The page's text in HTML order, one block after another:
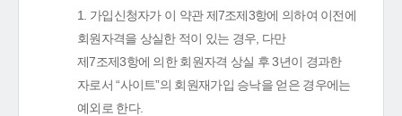
1. 가입신청자가 이 약관 제7조제3항에 의하여 이전에
회원자격을 상실한 적이 있는 경우, 다만
제7조제3항에 의한 회원자격 상실 후 3년이 경과한
자로서 “사이트”의 회원재가입 승낙을 얻은 경우에는
예외로 한다.